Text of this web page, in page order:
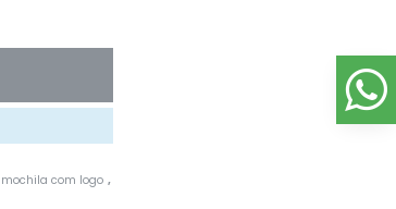
mochila com logo ,